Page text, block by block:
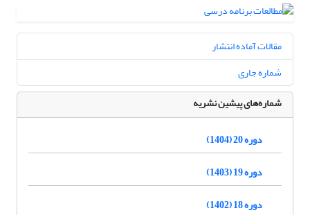
مقالات آماده انتشار
شماره جاری
شماره‌های پیشین نشریه
دوره 20 (1404)
دوره 19 (1403)
دوره 18 (1402)